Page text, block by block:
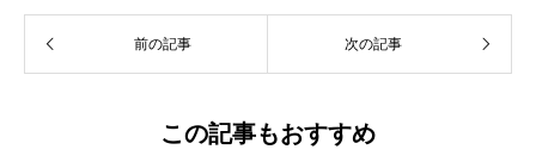
前の記事 次の記事
この記事もおすすめ